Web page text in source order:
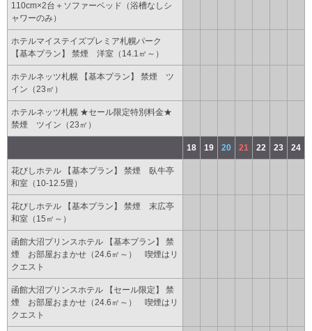
110cm×2台＋ソファーベッド（浴槽なしシ
ャワーのみ）
ホテルマイステイズプレミア札幌パーク
【基本プラン】 禁煙 洋室（14.1㎡～）
ホテルネッツ札幌 【基本プラン】 禁煙 ツ
イン（23㎡）
ホテルネッツ札幌 ★セール限定特別料金★
禁煙 ツイン（23㎡）
18 19 20 21 22 23 24
花びしホテル 【基本プラン】 禁煙 臥牛亭
和室（10-12.5畳）
花びしホテル 【基本プラン】 禁煙 末広亭
和室（15㎡～）
函館大沼プリンスホテル 【基本プラン】 禁
煙 お部屋おまかせ（24.6㎡～） 喫煙はリ
クエスト
函館大沼プリンスホテル 【セール限定】 禁
煙 お部屋おまかせ（24.6㎡～） 喫煙はリ
クエスト